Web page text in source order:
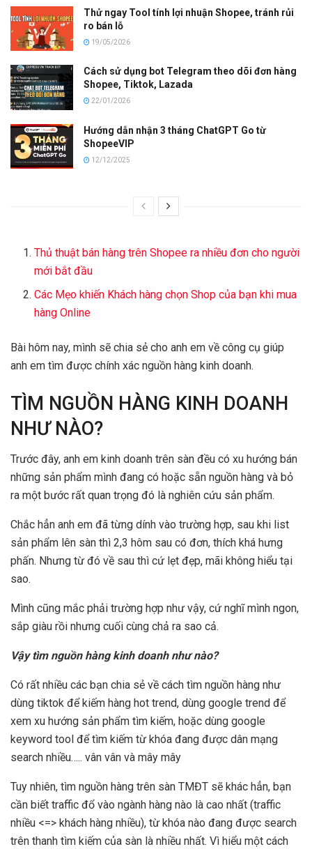
Thử ngay Tool tính lợi nhuận Shopee, tránh rủi
ro bán lỗ
19/05/2026
Cách sử dụng bot Telegram theo dõi đơn hàng
Shopee, Tiktok, Lazada
22/01/2026
Hướng dẫn nhận 3 tháng ChatGPT Go từ
ShopeeVIP
12/12/2025
Thủ thuật bán hàng trên Shopee ra nhiều đơn cho người
mới bắt đầu
Các Mẹo khiến Khách hàng chọn Shop của bạn khi mua
hàng Online
Bài hôm nay, mình sẽ chia sẻ cho anh em về công cụ giúp
anh em tìm được chính xác nguồn hàng kinh doanh.
TÌM NGUỒN HÀNG KINH DOANH
NHƯ NÀO?
Trước đây, anh em kinh doanh trên sàn đều có xu hướng bán
những sản phẩm mình đang có hoặc sẵn nguồn hàng và bỏ
ra một bước rất quan trọng đó là nghiên cứu sản phẩm.
Chắc hẳn anh em đã từng dính vào trường hợp, sau khi list
sản phẩm lên sàn thì 2,3 hôm sau có đơn, thích khá hưng
phấn. Nhưng từ đó về sau thì cứ lẹt đẹp, mãi không hiểu tại
sao.
Mình cũng mắc phải trường hợp như vậy, cứ nghĩ mình ngon,
sắp giàu rồi nhưng cuối cùng chả ra sao cả.
Vậy tìm nguồn hàng kinh doanh như nào?
Có rất nhiều các bạn chia sẻ về cách tìm nguồn hàng như
dùng tiktok để kiếm hàng hot trend, dùng google trend để
xem xu hướng sản phẩm tìm kiếm, hoặc dùng google
keyword tool để tìm kiếm từ khóa đang được dân mạng
search nhiều….. vân vân và mây mây
Tuy nhiên, tìm nguồn hàng trên sàn TMĐT sẽ khác hẳn, bạn
cần biết traffic đổ vào ngành hàng nào là cao nhất (traffic
nhiều <=> khách hàng nhiều), từ khóa nào đang được search
trên thanh tìm kiếm của sàn là nhiều nhất. Vì hiểu một cách